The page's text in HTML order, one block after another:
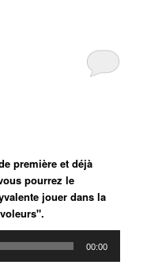
première et déjà
pourrez le
jouer dans la
00:00